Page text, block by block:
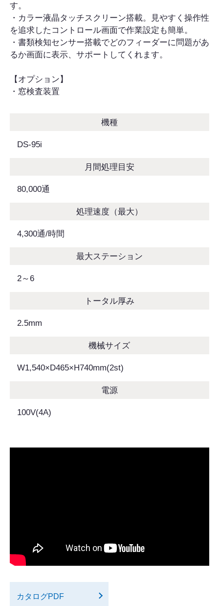
す。
・カラー液晶タッチスクリーン搭載。見やすく操作性
を追求したコントロール画面で作業設定も簡単。
・書類検知センサー搭載でどのフィーダーに問題があ
るか画面に表示、サポートしてくれます。
【オプション】
・窓検査装置
機種
DS-95i
月間処理目安
80,000通
処理速度（最大）
4,300通/時間
最大ステーション
2～6
トータル厚み
2.5mm
機械サイズ
W1,540×D465×H740mm(2st)
電源
100V(4A)
カタログPDF